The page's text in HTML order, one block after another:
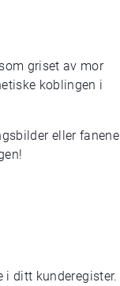
griset av mor
koblingen i
eller fanene
i ditt kunderegister.